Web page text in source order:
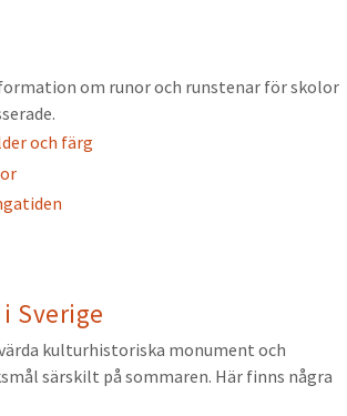
om runor och runstenar för skolor
och färg
Sverige
kulturhistoriska monument och
särskilt på sommaren. Här finns några